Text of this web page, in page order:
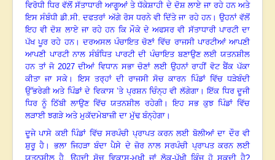
ਵਿਰੋਧੀ ਧਿਰ ਵੱਲੋਂ ਸੱਤਾਧਾਰੀ ਆਗੂਆਂ ਤੇ ਧੱਕੇਸ਼ਾਹੀ ਦੇ ਦੋਸ਼ ਲਾਏ ਜਾ ਰਹੇ ਹਨ ਅਤੇ
ਇਸ ਸੰਬੰਧੀ ਡੀ.ਸੀ. ਦਫਤਰਾਂ ਅੱਗੇ ਰੋਸ ਧਰਨੇ ਵੀ ਦਿੱਤੇ ਜਾ ਰਹੇ ਹਨ। ਉਹਨਾਂ ਵੱਲੋਂ
ਇਹ ਵੀ ਦੋਸ਼ ਲਾਏ ਜਾ ਰਹੇ ਹਨ ਕਿ ਮੌਕੇ ਦੇ ਅਫਸਰ ਵੀ ਸੱਤਾਧਾਰੀ ਪਾਰਟੀ ਦਾ
ਪੱਖ ਪੂਰ ਰਹੇ ਹਨ। ਦਰਅਸਲ ਪੰਚਾਇਤ ਚੋਣਾਂ ਵਿੱਚ ਰਾਜਸੀ ਪਾਰਟੀਆਂ ਆਪਣੀ
ਆਪਣੀ ਪਾਰਟੀ ਨਾਲ ਸੰਬੰਧਿਤ ਪਾਰਟੀ ਦੀ ਪੰਚਾਇਤ ਬਣਾਉਣ ਲਈ ਯਤਨਸ਼ੀਲ
ਹਨ ਤਾਂ ਜੋ 2027ਦੀਆਂ ਵਿਧਾਨ ਸਭਾ ਚੋਣਾਂ ਲਈ ਉਹਨਾਂ ਰਾਹੀਂ ਵੋਟ ਬੈਂਕ ਪੱਕਾ
ਕੀਤਾ ਜਾ ਸਕੇ ।ਇਸ ਤਰ੍ਹਾਂ ਦੀ ਰਾਜਸੀ ਸੋਚ ਕਾਰਨ ਪਿੰਡਾਂ ਵਿੱਚ ਧੜੇਬੰਦੀ
ਉੱਭਰੇਗੀ ਅਤੇ ਪਿੰਡਾਂ ਦੇ ਵਿਕਾਸ ’ਤੇ ਪ੍ਰਸ਼ਨ ਚਿੰਨ੍ਹ ਵੀ ਲੱਗੇਗਾ। ਇੱਕ ਧਿਰ ਦੂਜੀ
ਧਿਰ ਨੂੰ ਠਿੱਬੀ ਲਾਉਣ ਵਿੱਚ ਯਤਨਸ਼ੀਲ ਰਹੇਗੀ।ਇਹ ਸਭ ਕੁਝ ਪਿੰਡਾਂ ਵਿੱਚ
ਲੜਾਈ ਝਗੜੇ ਅਤੇ ਮੁਕੱਦਮੇਬਾਜ਼ੀ ਦਾ ਮੁੱਢ ਬੰਨ੍ਹੇਗਾ ।
ਦੂਜੇ ਪਾਸੇ ਕਈ ਪਿੰਡਾਂ ਵਿੱਚ ਸਰਪੰਚੀ ਪ੍ਰਾਪਤ ਕਰਨ ਲਈ ਬੋਲੀਆਂ ਦਾ ਦੌਰ ਵੀ
ਸ਼ੁਰੂ ਹੈ ।
ਭਲਾ ਜਿਹੜਾ ਬੰਦਾ ਪੈਸੇ ਦੇ ਜ਼ੋਰ ਨਾਲ ਸਰਪੰਚੀ ਪ੍ਰਾਪਤ ਕਰਨ ਲਈ
ਯਤਨਸ਼ੀਲ ਹੈ, ਉਹਦੀ ਸੋਚ ਵਿਕਾਸ-ਮੁਖੀ ਜਾਂ ਲੋਕ-ਪੱਖੀ ਕਿੰਜ ਹੋ ਸਕਦੀ ਹੈ?